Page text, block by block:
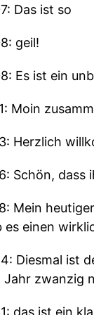
Das ist so
geil!
Es ist ein
Moin
Herzlich
Schön, dass
Mein
es einen
Diesmal ist
Jahr zwanzig
das ist ein